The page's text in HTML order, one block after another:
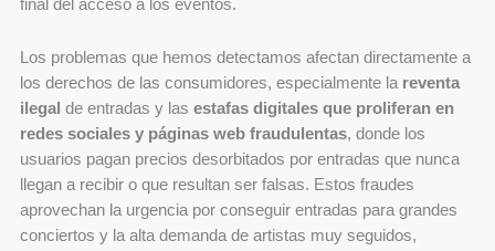
final del acceso a los eventos.
Los problemas que hemos detectamos afectan directamente a
los derechos de las consumidores, especialmente la reventa
ilegal de entradas y las estafas digitales que proliferan en
redes sociales y páginas web fraudulentas, donde los
usuarios pagan precios desorbitados por entradas que nunca
llegan a recibir o que resultan ser falsas. Estos fraudes
aprovechan la urgencia por conseguir entradas para grandes
conciertos y la alta demanda de artistas muy seguidos,